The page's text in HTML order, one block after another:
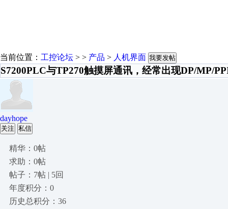
当前位置： 工控论坛 > > 产品 > 人机界面 我要发帖
S7200PLC与TP270触摸屏通讯，经常出现DP/MP/
dayhope
关注 私信
精华：0帖
求助：0帖
帖子：7帖 | 5回
年度积分：0
历史总积分：36